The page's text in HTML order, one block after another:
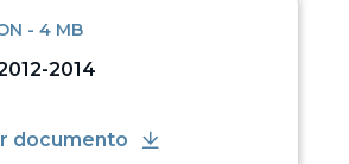
- 4 MB
2014
documento